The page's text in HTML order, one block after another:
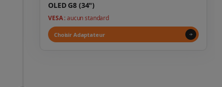
OLED G8 (34")
VESA :aucun standard
Choisir Adaptateur